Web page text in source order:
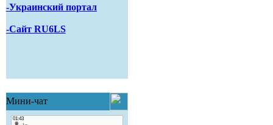
-Украинский портал
-Сайт RU6LS
Мини-чат